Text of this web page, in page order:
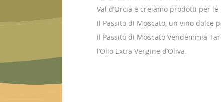
Val d’Orcia e creiamo prodotti per
il Passito di Moscato, un vino dolce
il Passito di Moscato Vendemmia
l’Olio Extra Vergine d’Oliva.